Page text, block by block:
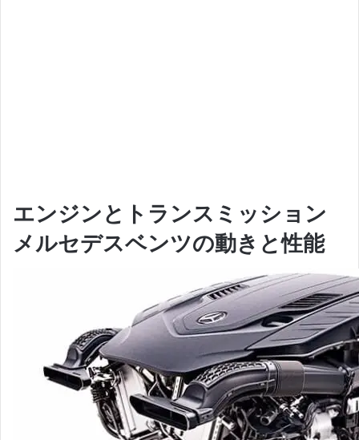
エンジンとトランスミッション
メルセデスベンツの動きと性能